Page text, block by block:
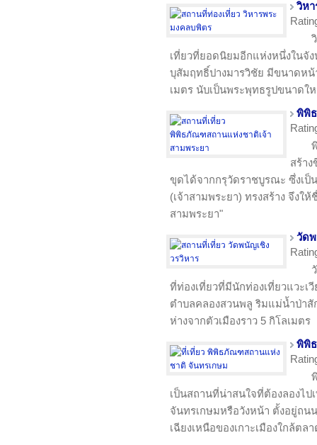
วิห
เที่ยวที่ยอดนิยมอีกแห่งหนึ่งในจั
บุสัมฤทธิ์ปางมารวิชัย มีขนาดหน้
เมตร นับเป็นพระพุทธรูปขนาดใ
พิพิ
สร้า
ขุดได้จากกรุวัดราชบูรณะ ซึ่งเป็
(เจ้าสามพระยา) ทรงสร้าง จึง
สามพระยา"
วัด
ที่ท่องเที่ยวที่มีนักท่องเที่ยวแวะเ
ตำบลคลองสวนพลู ริมแม่น้ำป่าสั
ห่างจากตัวเมืองราว 5 กิโลเมตร
พิพิ
เป็นสถานที่น่าสนใจที่ต้องลองไป
จันทรเกษมหรือวังหน้า ตั้งอยู่ถ
เฉียงเหนือของเกาะเมืองใกล้ตล